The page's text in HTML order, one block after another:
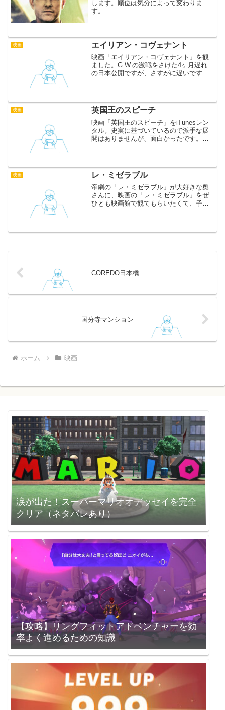
します。順位は気分によって変わりま
す。
映画 エイリアン・コヴェナント
映画「エイリアン・コヴェナント」を観
ました。G.W.の激戦をさけた4ヶ月遅れ
の日本公開ですが、さすがに遅いです。
いるのですが、はっき...
映画 英国王のスピーチ
映画「英国王のスピーチ」をiTunesレン
タル。史実に基づいているので派手な展
開はありませんが、面白かったです。吃
をあてるかが大切で...
映画 レ・ミゼラブル
帝劇の「レ・ミゼラブル」が大好きな奥
さんに、映画の「レ・ミゼラブル」をぜ
ひとも映画館で観てもらいたくて、子供
傑作。レ・ミゼラブルを知...
COREDO日本橋
国分寺マンション
ホーム 映画
涙が出た！スーパーマリオオデッセイを完全
クリア（ネタバレあり）
【攻略】リングフィットアドベンチャーを効
率よく進めるための知識